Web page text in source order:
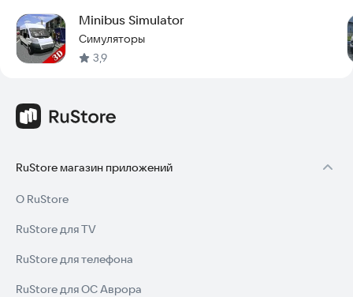
Minibus Simulator
Симуляторы
3,9
RuStore магазин приложений
О RuStore
RuStore для TV
RuStore для телефона
RuStore для ОС Аврора